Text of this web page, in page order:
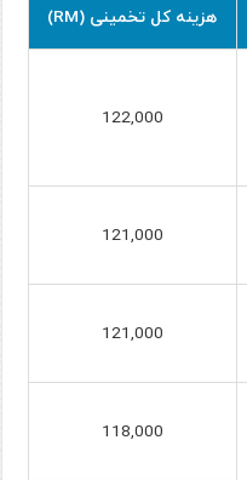
هزینه کل تخمینی (RM)
122,000
121,000
121,000
118,000